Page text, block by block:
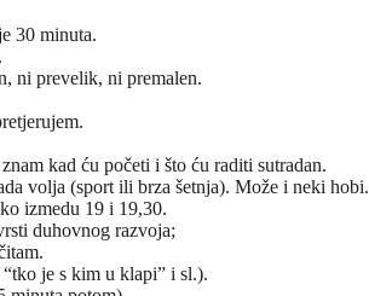
30 minuta.
ni prevelik, ni premalen.
kad ću početi i što ću raditi sutradan.
volja (sport ili brza šetnja). Može i neki hobi.
izmedu 19 i 19,30.
duhovnog razvoja;
je s kim u klapi” i sl.).